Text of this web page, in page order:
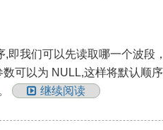
我们可以先读取哪一个波段
可以为 NULL,这样将默认顺
继续阅读